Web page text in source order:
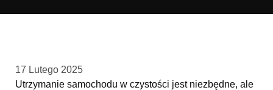
17 Lutego 2025
Utrzymanie samochodu w czystości jest niezbędne, ale